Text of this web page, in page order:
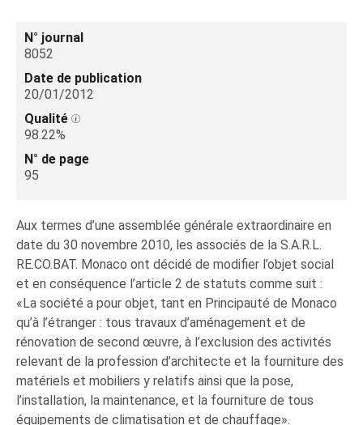
N° journal
8052
Date de publication
20/01/2012
Qualité
98.22%
N° de page
95
Aux termes d’une assemblée générale extraordinaire en
date du 30 novembre 2010, les associés de la S.A.R.L.
RE.CO.BAT. Monaco ont décidé de modifier l’objet social
et en conséquence l’article 2 de statuts comme suit :
«La société a pour objet, tant en Principauté de Monaco
qu’à l’étranger : tous travaux d’aménagement et de
rénovation de second œuvre, à l’exclusion des activités
relevant de la profession d’architecte et la fourniture des
matériels et mobiliers y relatifs ainsi que la pose,
l’installation, la maintenance, et la fourniture de tous
équipements de climatisation et de chauffage».